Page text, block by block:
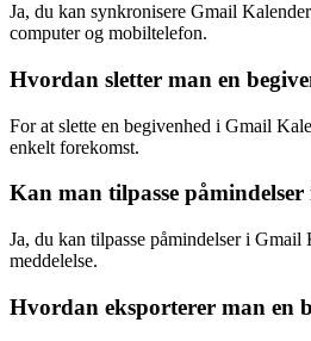
Ja, du kan synkronisere Gmail
computer og mobiltelefon.
Hvordan sletter man en
For at slette en begivenhed i Gmail
enkelt forekomst.
Kan man tilpasse
Ja, du kan tilpasse påmindelser i
meddelelse.
Hvordan eksporterer man en